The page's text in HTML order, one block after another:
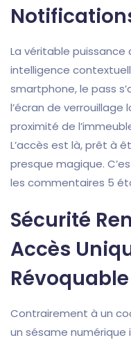
La véritable puissance
intelligence
smartphone, le pass
l’écran de verrouillage
proximité de
L’accès est là, prêt à
presque magique.
les commentaires 5
Sécurité
Accès
Révoquable
Contrairement à un
un sésame numérique